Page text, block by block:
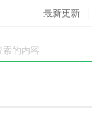
最新更新